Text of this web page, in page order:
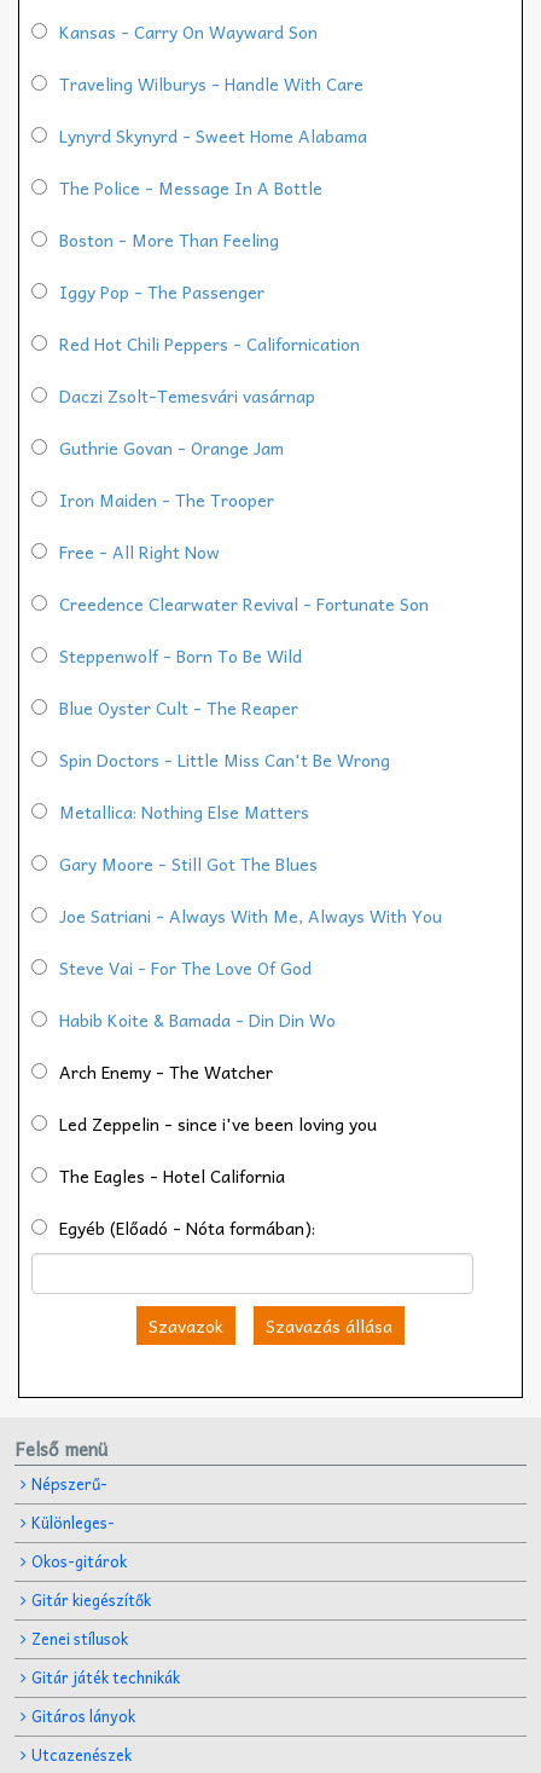
Kansas - Carry On Wayward Son
Traveling Wilburys - Handle With Care
Lynyrd Skynyrd - Sweet Home Alabama
The Police - Message In A Bottle
Boston - More Than Feeling
Iggy Pop - The Passenger
Red Hot Chili Peppers - Californication
Daczi Zsolt-Temesvári vasárnap
Guthrie Govan - Orange Jam
Iron Maiden - The Trooper
Free - All Right Now
Creedence Clearwater Revival - Fortunate Son
Steppenwolf - Born To Be Wild
Blue Oyster Cult - The Reaper
Spin Doctors - Little Miss Can't Be Wrong
Metallica: Nothing Else Matters
Gary Moore - Still Got The Blues
Joe Satriani - Always With Me, Always With You
Steve Vai - For The Love Of God
Habib Koite & Bamada - Din Din Wo
Arch Enemy - The Watcher
Led Zeppelin - since i've been loving you
The Eagles - Hotel California
Egyéb (Előadó - Nóta formában):
Szavazok Szavazás állása
Felső menü
Népszerű-
Különleges-
Okos-gitárok
Gitár kiegészítők
Zenei stílusok
Gitár játék technikák
Gitáros lányok
Utcazenészek